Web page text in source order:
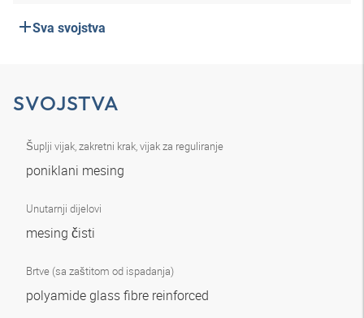
Sva svojstva
SVOJSTVA
Šuplji vijak, zakretni krak, vijak za reguliranje
poniklani mesing
Unutarnji dijelovi
mesing čisti
Brtve (sa zaštitom od ispadanja)
polyamide glass fibre reinforced